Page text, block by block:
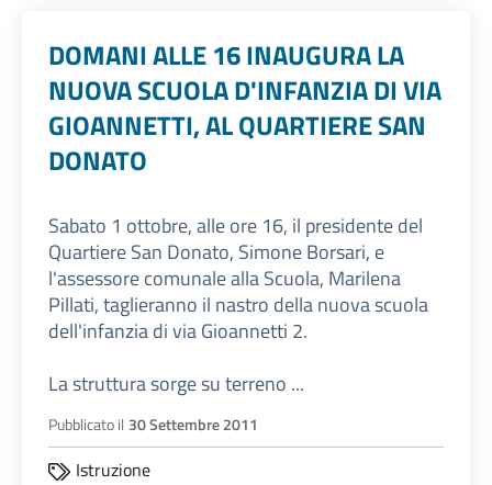
DOMANI ALLE 16 INAUGURA LA
NUOVA SCUOLA D'INFANZIA DI VIA
GIOANNETTI, AL QUARTIERE SAN
DONATO
Sabato 1 ottobre, alle ore 16, il presidente del
Quartiere San Donato, Simone Borsari, e
l'assessore comunale alla Scuola, Marilena
Pillati, taglieranno il nastro della nuova scuola
dell'infanzia di via Gioannetti 2.
La struttura sorge su terreno ...
Pubblicato il 30 Settembre 2011
Istruzione